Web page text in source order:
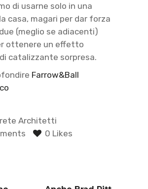
di usarne solo in una
casa, magari per dar forza
(meglio se adiacenti)
ottenere un effetto
catalizzante sorpresa.
Farrow&Ball
Architetti
0 Likes